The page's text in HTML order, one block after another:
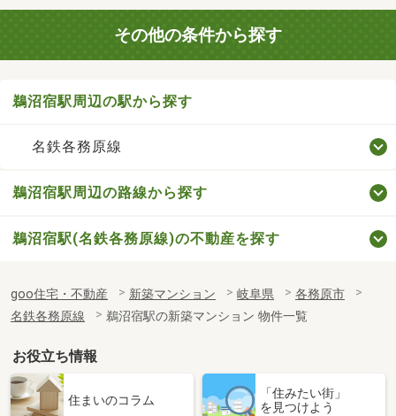
その他の条件から探す
鵜沼宿駅周辺の駅から探す
名鉄各務原線
鵜沼宿駅周辺の路線から探す
鵜沼宿駅(名鉄各務原線)の不動産を探す
goo住宅・不動産 新築マンション 岐阜県
各務原市
名鉄各務原線
鵜沼宿駅の新築マンション 物件一覧
お役立ち情報
住まいのコラム
「住みたい街」
を見つけよう